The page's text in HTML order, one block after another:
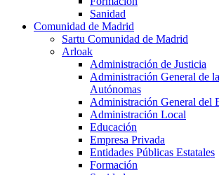
Sanidad
Comunidad de Madrid
Sartu Comunidad de Madrid
Arloak
Administración de Justicia
Administración General de
Autónomas
Administración General del
Administración Local
Educación
Empresa Privada
Entidades Públicas Estatales
Formación